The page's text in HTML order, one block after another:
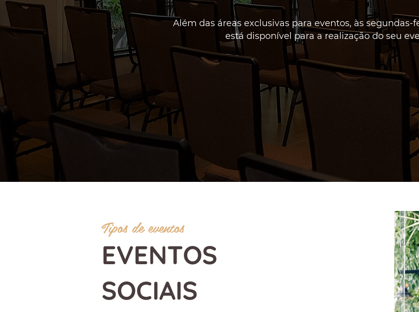
Além das áreas exclusivas para eventos, às segundas-
está disponível para a realização do seu
Tipos de eventos
EVENTOS
SOCIAIS